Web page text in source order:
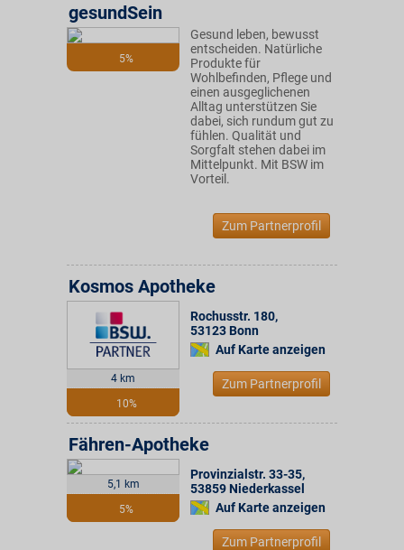
5%
gesundSein
Gesund leben, bewusst
entscheiden. Natürliche
Produkte für
Wohlbefinden, Pflege und
einen ausgeglichenen
Alltag unterstützen Sie
dabei, sich rundum gut zu
fühlen. Qualität und
Sorgfalt stehen dabei im
Mittelpunkt. Mit BSW im
Vorteil.
Zum Partnerprofil
4 km
10%
Kosmos Apotheke
Rochusstr. 180,
53123 Bonn
Auf Karte anzeigen
Zum Partnerprofil
5,1 km
5%
Fähren-Apotheke
Provinzialstr. 33-35,
53859 Niederkassel
Auf Karte anzeigen
Zum Partnerprofil